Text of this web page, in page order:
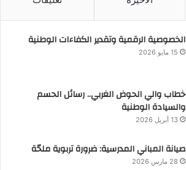
الخصوصية الرقمية وتقدير الكفاءات الوطنية
15 مايو 2026
خطاب والي الحوض الغربي.. رسائل الحسم
والسيادة الوطنية
13 أبريل 2026
صيانة المباني المدرسية: ضرورة تربوية ملحّة
28 مارس 2026